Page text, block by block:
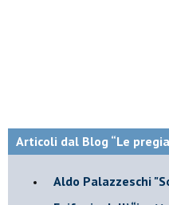
Articoli dal Blog “Le
​Aldo Palazzeschi